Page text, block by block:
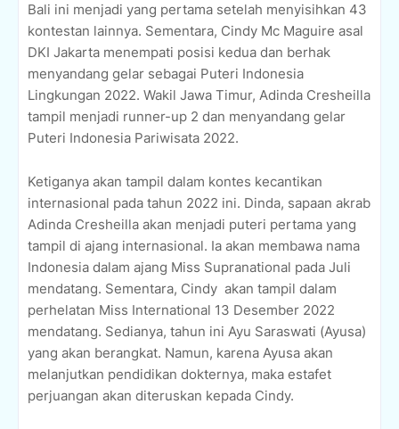
Bali ini menjadi yang pertama setelah menyisihkan 43
kontestan lainnya. Sementara, Cindy Mc Maguire asal
DKI Jakarta menempati posisi kedua dan berhak
menyandang gelar sebagai Puteri Indonesia
Lingkungan 2022. Wakil Jawa Timur, Adinda Cresheilla
tampil menjadi runner-up 2 dan menyandang gelar
Puteri Indonesia Pariwisata 2022.
Ketiganya akan tampil dalam kontes kecantikan
internasional pada tahun 2022 ini. Dinda, sapaan akrab
Adinda Cresheilla akan menjadi puteri pertama yang
tampil di ajang internasional. Ia akan membawa nama
Indonesia dalam ajang Miss Supranational pada Juli
mendatang. Sementara, Cindy akan tampil dalam
perhelatan Miss International 13 Desember 2022
mendatang. Sedianya, tahun ini Ayu Saraswati (Ayusa)
yang akan berangkat. Namun, karena Ayusa akan
melanjutkan pendidikan dokternya, maka estafet
perjuangan akan diteruskan kepada Cindy.